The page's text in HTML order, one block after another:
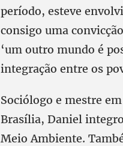
período, esteve
consigo uma
‘um outro mundo é
integração entre os
Sociólogo e mestre
Brasília, Daniel
Meio Ambiente.